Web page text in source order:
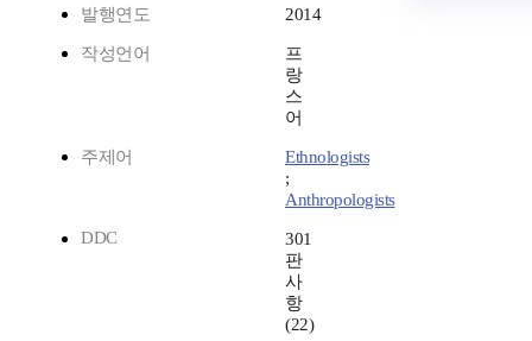
발행연도 2014
작성언어
프
랑
스
어
주제어
Ethnologists
;
Anthropologists
DDC
301
판
사
항
(22)